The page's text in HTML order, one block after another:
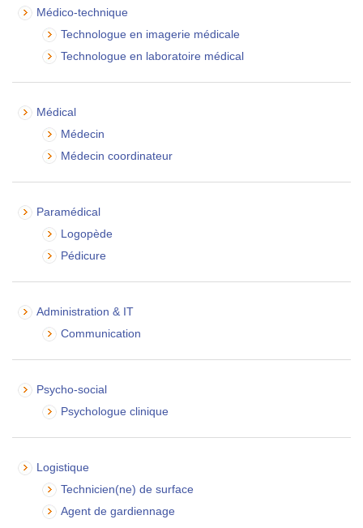
Médico-technique
Technologue en imagerie médicale
Technologue en laboratoire médical
Médical
Médecin
Médecin coordinateur
Paramédical
Logopède
Pédicure
Administration & IT
Communication
Psycho-social
Psychologue clinique
Logistique
Technicien(ne) de surface
Agent de gardiennage